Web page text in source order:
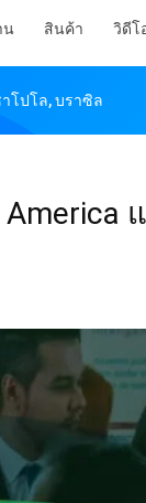
น สินค้า วิดีโ
โปโล, บราซิล